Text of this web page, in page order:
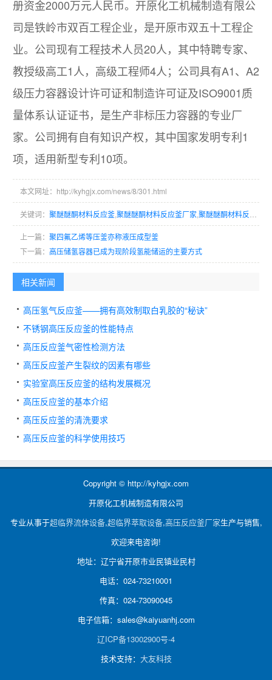
册资金2000万元人民币。开原化工机械制造有限公
司是铁岭市双百工程企业，是开原市双五十工程企
业。公司现有工程技术人员20人，其中特聘专家、
教授级高工1人，高级工程师4人；公司具有A1、A2
级压力容器设计许可证和制造许可证及ISO9001质
量体系认证证书，是生产非标压力容器的专业厂
家。公司拥有自有知识产权，其中国家发明专利1
项，适用新型专利10项。
本文网址：http://kyhgjx.com/news/8/301.html
关键词： 聚醚醚酮材料反应釜聚醚醚酮材料反应釜厂家 聚醚醚酮材料反应釜生产商
上一篇： 聚四氟乙烯等压釜亦称液压成型釜
下一篇： 高压储氢容器已成为现阶段氢能储运的主要方式
相关新闻
高压氢气反应釜——拥有高效制取白乳胶的“秘诀”
不锈钢高压反应釜的性能特点
高压反应釜气密性检测方法
高压反应釜产生裂纹的因素有哪些
实验室高压反应釜的结构发展概况
高压反应釜的基本介绍
高压反应釜的清洗要求
高压反应釜的科学使用技巧
Copyright © http://kyhgjx.com
开原化工机械制造有限公司
专业从事于超临界流体设备,超临界萃取设备,高压反应釜厂家生产与销售,
欢迎来电咨询!
地址：辽宁省开原市业民镇业民村
电话：024-73210001
传真：024-73090045
电子信箱：sales@kaiyuanhj.com
辽ICP备13002900号-4
技术支持： 大友科技